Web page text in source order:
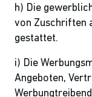
h) Die
von Zuschriften
gestattet.
i) Die
Angeboten,